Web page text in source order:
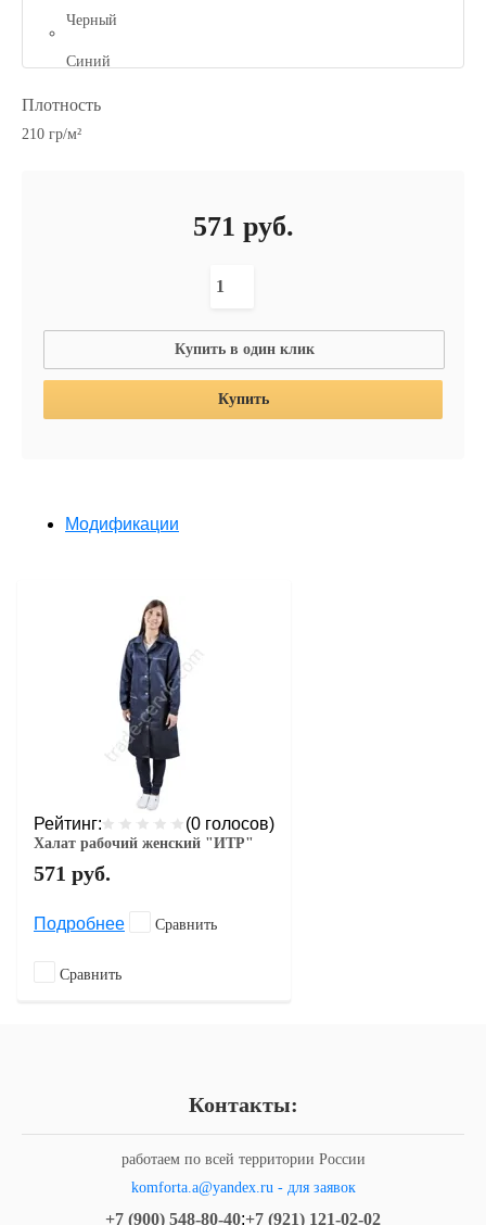
Черный
Синий
Плотность
210 гр/м²
571 руб.
Купить в один клик
Купить
Модификации
Рейтинг: (0 голосов)
Халат рабочий женский "ИТР"
571 руб.
Подробнее Сравнить
Сравнить
Контакты:
работаем по всей территории России
komforta.a@yandex.ru - для заявок
+7 (900) 548-80-40;+7 (921) 121-02-02